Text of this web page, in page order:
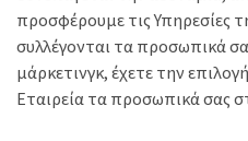
προσφέρουμε τις Υπηρεσίες
συλλέγονται τα προσωπικά
μάρκετινγκ, έχετε την
Εταιρεία τα προσωπικά σας